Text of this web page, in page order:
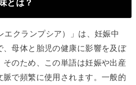
とは？
エクランプシア）」は、妊娠中
、母体と胎児の健康に影響を及ぼ
のため、この単語は妊娠や出産
脈で頻繁に使用されます。一般的